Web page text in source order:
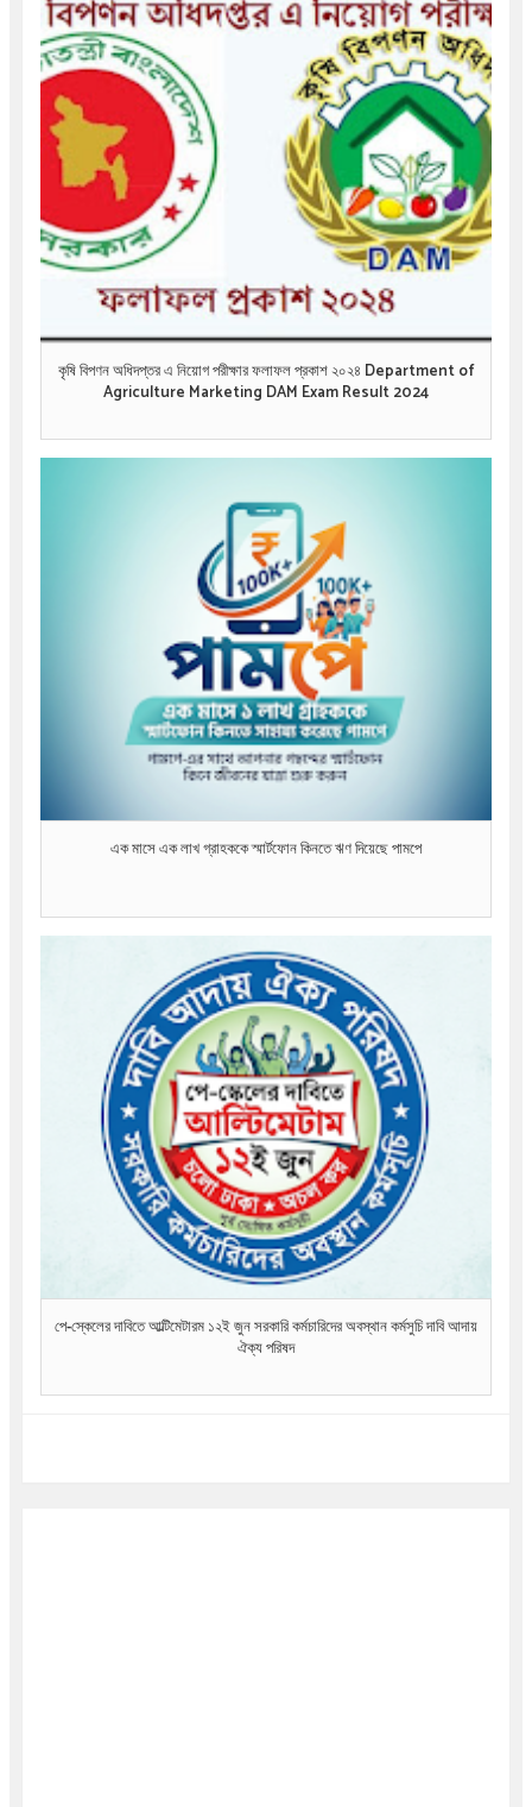
কৃষি বিপণন অধিদপ্তর এ নিয়োগ পরীক্ষার ফলাফল প্রকাশ ২০২৪ Department of
Agriculture Marketing DAM Exam Result 2024
এক মাসে এক লাখ গ্রাহককে স্মার্টফোন কিনতে ঋণ দিয়েছে পামপে
পে-স্কেলের দাবিতে আল্টিমেটারম ১২ই জুন সরকারি কর্মচারিদের অবস্থান কর্মসুচি দাবি আদায়
ঐক্য পরিষদ